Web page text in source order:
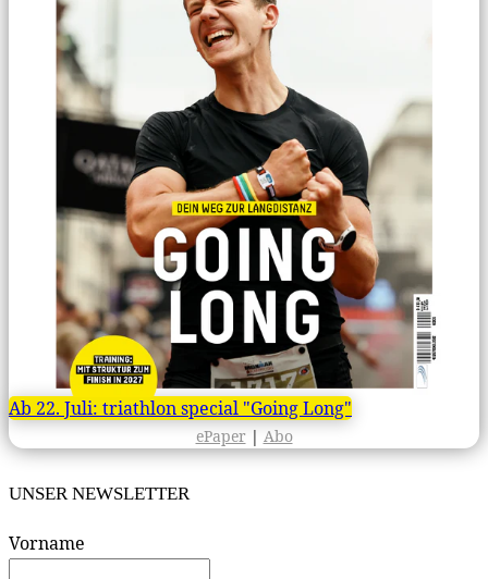
Ab 22. Juli: triathlon special "Going Long"
ePaper| Abo
UNSER NEWSLETTER
Vorname